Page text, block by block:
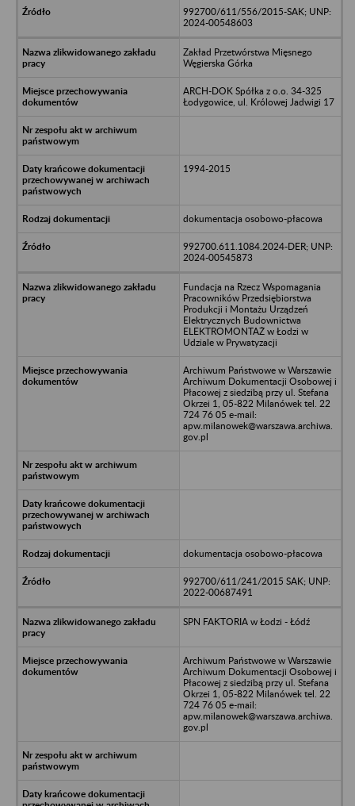
992700/611/556/2015-SAK; UNP:
2024-00548603
Zakład Przetwórstwa Mięsnego
Węgierska Górka
ARCH-DOK Spółka z o.o. 34-325
Łodygowice, ul. Królowej Jadwigi 17
1994-2015
dokumentacja osobowo-płacowa
992700.611.1084.2024-DER; UNP:
2024-00545873
Fundacja na Rzecz Wspomagania
Pracowników Przedsiębiorstwa
Produkcji i Montażu Urządzeń
Elektrycznych Budownictwa
ELEKTROMONTAŻ w Łodzi w
Udziale w Prywatyzacji
Archiwum Państwowe w Warszawie
Archiwum Dokumentacji Osobowej i
Płacowej z siedzibą przy ul. Stefana
Okrzei 1, 05-822 Milanówek tel. 22
724 76 05 e-mail:
apw.milanowek@warszawa.archiwa.
gov.pl
dokumentacja osobowo-płacowa
992700/611/241/2015 SAK; UNP:
2022-00687491
SPN FAKTORIA w Łodzi - Łódź
Archiwum Państwowe w Warszawie
Archiwum Dokumentacji Osobowej i
Płacowej z siedzibą przy ul. Stefana
Okrzei 1, 05-822 Milanówek tel. 22
724 76 05 e-mail:
apw.milanowek@warszawa.archiwa.
gov.pl